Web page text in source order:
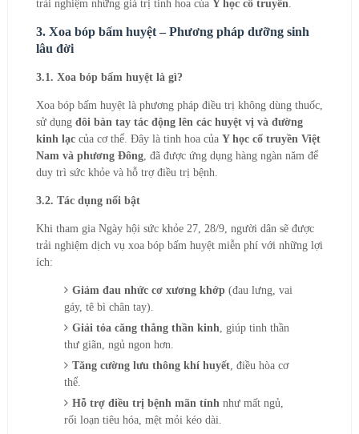
trải nghiệm những giá trị tinh hoa của Y học cổ truyền
3. Xoa bóp bấm huyệt – Phương pháp dưỡng sinh
lâu đời
3.1. Xoa bóp bấm huyệt là gì?
Xoa bóp bấm huyệt là phương pháp điều trị không dùng thuốc,
sử dụng đôi bàn tay tác động lên các huyệt vị và đường
kinh lạccủa cơ thể. Đây là tinh hoa của Y học cổ truyền Việt
Nam và phương Đông, đã được ứng dụng hàng ngàn năm để
duy trì sức khỏe và hỗ trợ điều trị bệnh.
3.2. Tác dụng nổi bật
Khi tham gia Ngày hội sức khỏe 27, 28/9, người dân sẽ được
trải nghiệm dịch vụ xoa bóp bấm huyệt miễn phí với những lợi
ích:
Giảm đau nhức cơ xương khớp(đau lưng, vai
gáy, tê bì chân tay).
Giải tỏa căng thẳng thần kinh , giúp tinh thần
thư giãn, ngủ ngon hơn.
Tăng cường lưu thông khí huyết, điều hòa cơ
thể.
Hỗ trợ điều trị bệnh mãn tính như mất ngủ,
rối loạn tiêu hóa, mệt mỏi kéo dài.